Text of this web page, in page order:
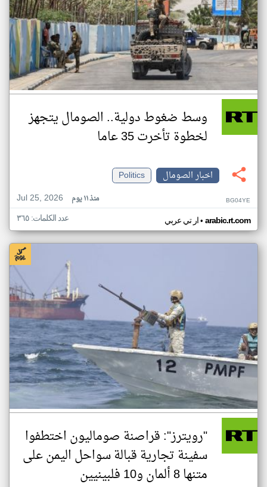
وسط ضغوط دولية.. الصومال يتجهز
لخطوة تأخرت 35 عاما
اخبار الصومال
Politics
Jul 25, 2026
منذ ١١ يوم BG04YE
ار تي عربي• arabic.rt.com عدد الكلمات: ٣٦٥
"رويترز": قراصنة صوماليون اختطفوا
سفينة تجارية قبالة سواحل اليمن على
متنها 8 ألمان و10 فلبينيين